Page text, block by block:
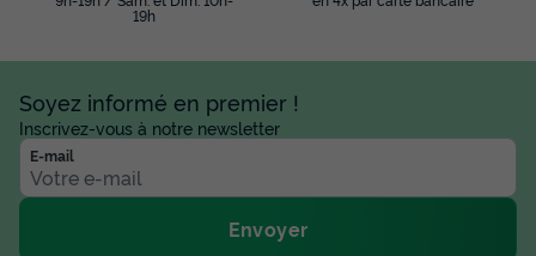
19h
Soyez informé en premier !
Inscrivez-vous à notre newsletter
E-mail
Envoyer